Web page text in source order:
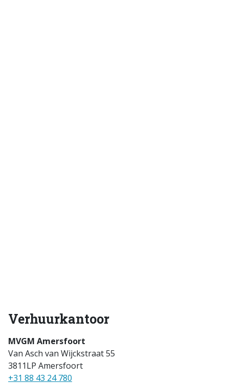
Verhuurkantoor
MVGM Amersfoort
Van Asch van Wijckstraat 55
3811LP Amersfoort
+31 88 43 24 780